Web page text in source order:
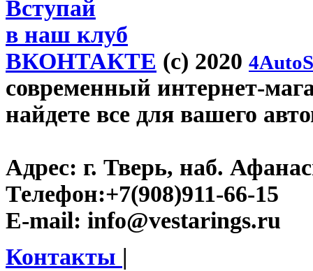
Вступай
в наш клуб
ВКОНТАКТЕ (c) 2020
современный интернет-
найдете все для вашего
Адрес: г. Тверь, наб.
Телефон:+7(908)911-66-15
E-mail: info@vestarings.ru
Контакты |